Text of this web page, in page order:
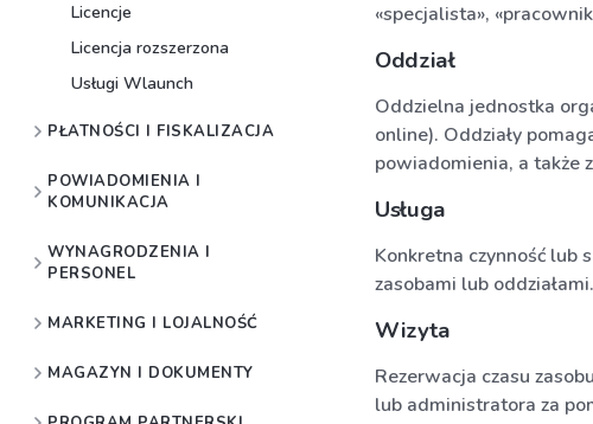
Licencje
Licencja rozszerzona
Usługi Wlaunch
PŁATNOŚCI I FISKALIZACJA
POWIADOMIENIA I
KOMUNIKACJA
WYNAGRODZENIA I
PERSONEL
MARKETING I LOJALNOŚĆ
MAGAZYN I DOKUMENTY
«specjalista»,
Oddział
Oddzielna jednostka
online). Oddziały
powiadomienia, a także
Usługa
Konkretna czynność lub
zasobami lub
Wizyta
Rezerwacja czasu
lub administratora za